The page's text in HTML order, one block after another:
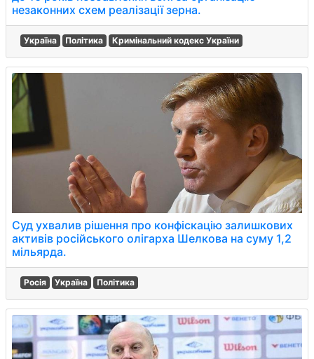
незаконних схем реалізації зерна.
Україна Політика Кримінальний кодекс України
Суд ухвалив рішення про конфіскацію залишкових
активів російського олігарха Шелкова на суму 1,2
мільярда.
Росія Україна Політика